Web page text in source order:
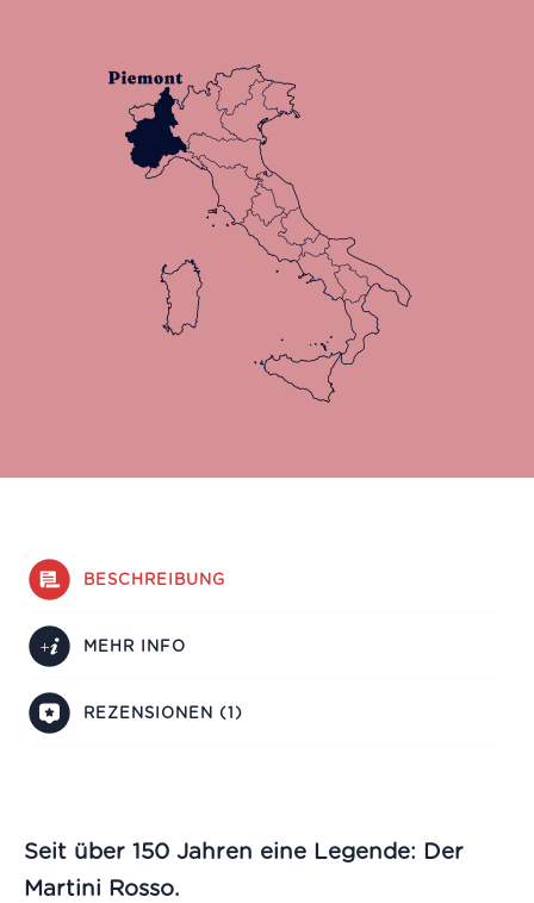
BESCHREIBUNG
MEHR INFO
REZENSIONEN (1)
Seit über 150 Jahren eine Legende: Der
Martini Rosso.